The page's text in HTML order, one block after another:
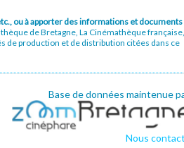
ou à apporter des informations et documents
de Bretagne, La Cinémathèque française,
de production et de distribution citées dans ce
Base de données maintenue
Nous